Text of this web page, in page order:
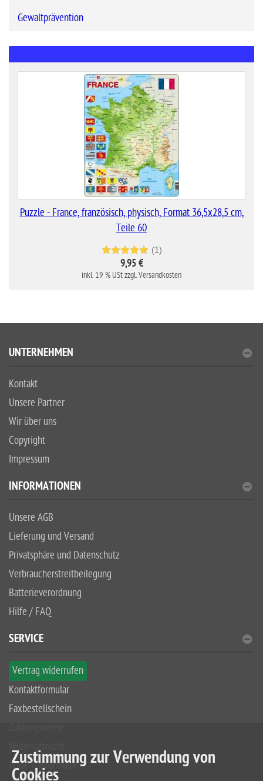
Gewaltprävention
Puzzle - France, französisch, physisch, Format 36,5x28,5 cm,
Teile 60
(1)
9,95 €
inkl. 19 % USt zzgl. Versandkosten
UNTERNEHMEN
Kontakt
Unsere Partner
Wir über uns
Copyright
Impressum
INFORMATIONEN
Unsere AGB
Lieferung und Versand
Privatsphäre und Datenschutz
Verbraucherstreitbeilegung
Batterieverordnung
Hilfe / FAQ
SERVICE
Vertrag widerrufen
Kontaktformular
Faxbestellschein
Widerrufsformular
Zustimmung zur Verwendung von
Cookies